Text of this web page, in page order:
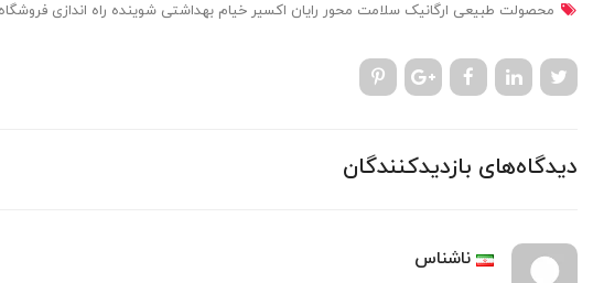
محصولت طبیعی ارگانیک سلامت محور رایان اکسیر خیام بهداشتی شوینده راه اندازی فروشگاه
دیدگاه‌های بازدیدکنندگان
ناشناس